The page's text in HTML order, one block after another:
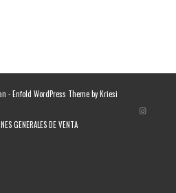
-Enfold WordPress Theme by Kriesi
GENERALES DE VENTA